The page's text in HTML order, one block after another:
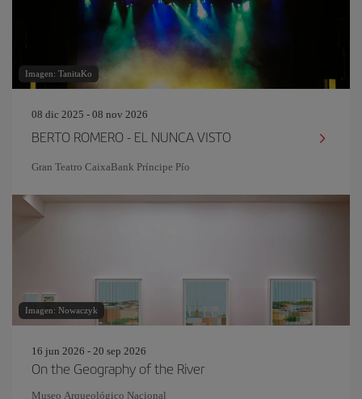
Imagen: TanitaKo
08 dic 2025 - 08 nov 2026
BERTO ROMERO - EL NUNCA VISTO
Gran Teatro CaixaBank Príncipe Pío
Imagen: Nowaczyk
16 jun 2026 - 20 sep 2026
On the Geography of the River
Museo Arqueológico Nacional